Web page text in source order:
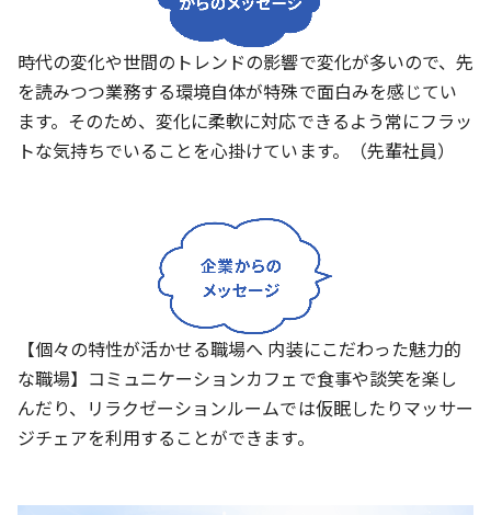
時代の変化や世間のトレンドの影響で変化が多いので、先
を読みつつ業務する環境自体が特殊で面白みを感じてい
ます。そのため、変化に柔軟に対応できるよう常にフラッ
トな気持ちでいることを心掛けています。（先輩社員）
【個々の特性が活かせる職場へ 内装にこだわった魅力的
な職場】コミュニケーションカフェで食事や談笑を楽し
んだり、リラクゼーションルームでは仮眠したりマッサー
ジチェアを利用することができます。